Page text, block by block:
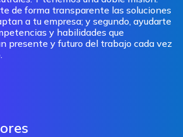
de forma transparente las soluciones
a tu empresa; y segundo, ayudarte
y habilidades que
presente y futuro del trabajo cada vez